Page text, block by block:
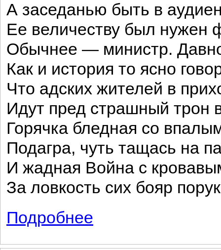
А заседанью быть в
Ее величеству был нужен
Обычнее — министр.
Как и история то ясно
Что адских жителей в
Идут пред страшный
Горячка бледная со
Подагра, чуть тащась на
И жадная Война с
За ловкость сих бояр
Подробнее